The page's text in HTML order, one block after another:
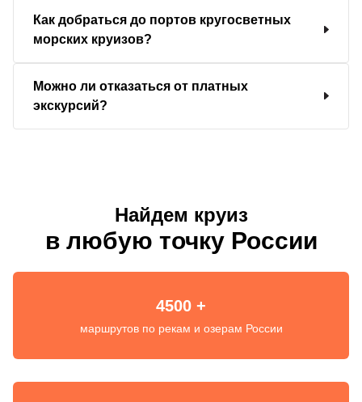
Как добраться до портов кругосветных
морских круизов?
Можно ли отказаться от платных
экскурсий?
Найдем круиз
в любую точку России
4500 +
маршрутов по рекам и озерам России